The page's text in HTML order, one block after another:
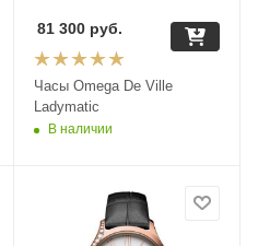
Часы Omega De Ville
Ladymatic
В наличии
81 300руб.